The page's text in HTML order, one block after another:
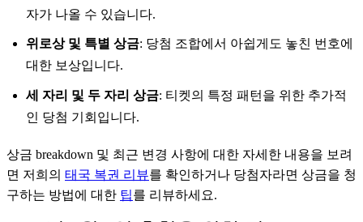
자가 나올 수 있습니다.
위로상 및 특별 상금: 당첨 조합에서 아쉽게도 놓친 번호에
대한 보상입니다.
세 자리 및 두 자리 상금: 티켓의 특정 패턴을 위한 추가적
인 당첨 기회입니다.
상금 breakdown 및 최근 변경 사항에 대한 자세한 내용을 보려
면 저희의 태국 복권 리뷰를 확인하거나 당첨자라면 상금을 청
구하는 방법에 대한 팁를 리뷰하세요.